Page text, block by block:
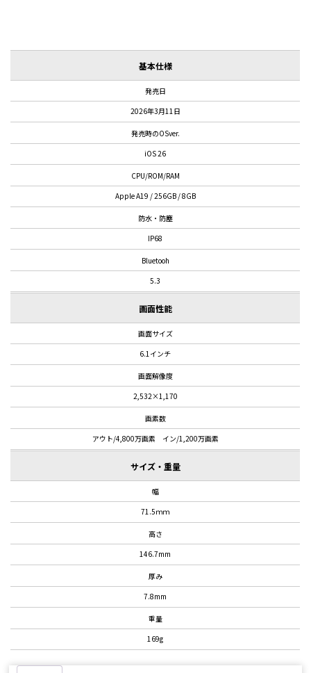
基本仕様
発売日
2026年3月11日
発売時のOSver.
iOS 26
CPU/ROM/RAM
Apple A19 / 256GB / 8GB
防水・防塵
IP68
Bluetooh
5.3
画面性能
画面サイズ
6.1インチ
画面解像度
2,532×1,170
画素数
アウト/4,800万画素 イン/1,200万画素
サイズ・重量
幅
71.5ｍｍ
高さ
146.7mm
厚み
7.8mm
重量
169g